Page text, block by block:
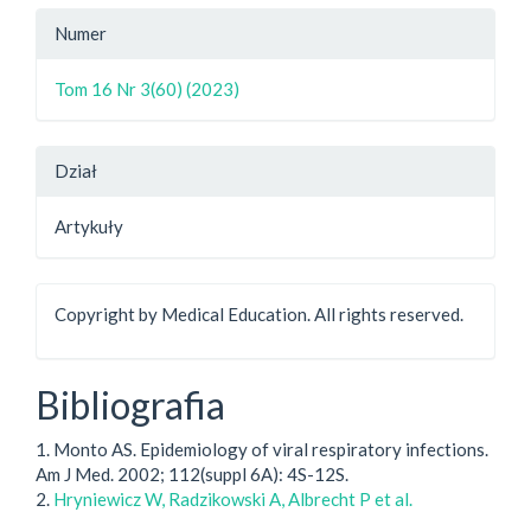
Numer
Tom 16 Nr 3(60) (2023)
Dział
Artykuły
Copyright by Medical Education. All rights reserved.
Bibliografia
1. Monto AS. Epidemiology of viral respiratory infections.
Am J Med. 2002; 112(suppl 6A): 4S-12S.
2. Hryniewicz W, Radzikowski A, Albrecht P et al.